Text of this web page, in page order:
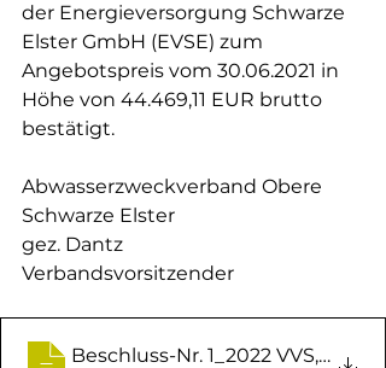
der Energieversorgung Schwarze
Elster GmbH (EVSE) zum
Angebotspreis vom 30.06.2021 in
Höhe von 44.469,11 EUR brutto
bestätigt.
Abwasserzweckverband Obere
Schwarze Elster
gez. Dantz
Verbandsvorsitzender
Beschluss-Nr. 1_2022 VVS,